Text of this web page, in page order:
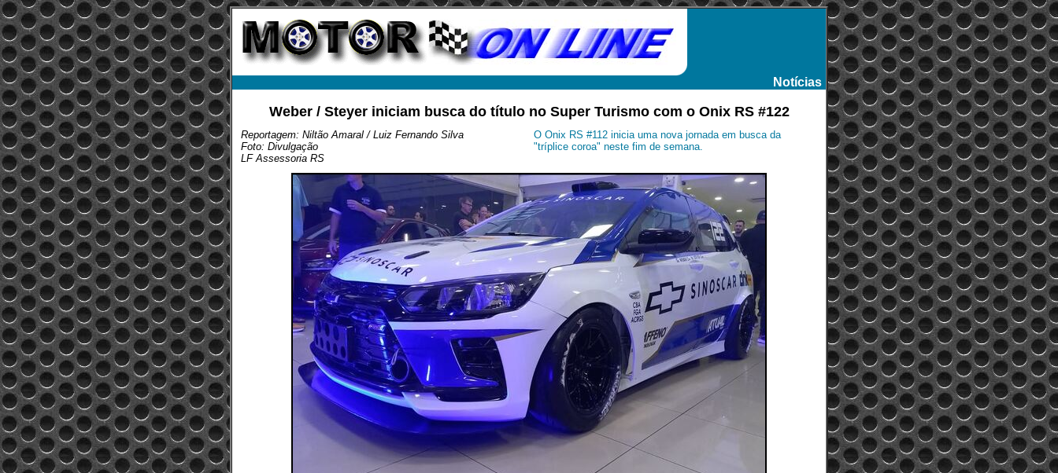
Notícias
Weber / Steyer iniciam busca do título no Super Turismo com o Onix RS #122
Reportagem: Niltão Amaral / Luiz Fernando Silva
Foto: Divulgação
LF Assessoria RS
O Onix RS #112 inicia uma nova jornada em busca da
"tríplice coroa" neste fim de semana.